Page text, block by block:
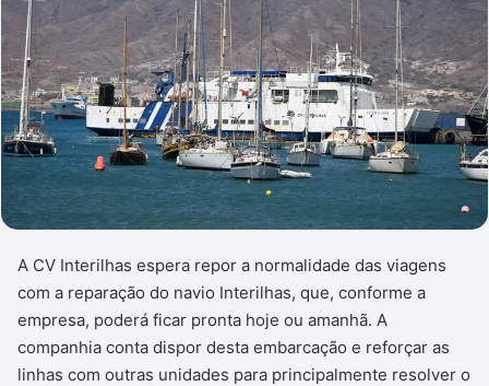
A CV Interilhas espera repor a normalidade das viagens
com a reparação do navio Interilhas, que, conforme a
empresa, poderá ficar pronta hoje ou amanhã. A
companhia conta dispor desta embarcação e reforçar as
linhas com outras unidades para principalmente resolver o